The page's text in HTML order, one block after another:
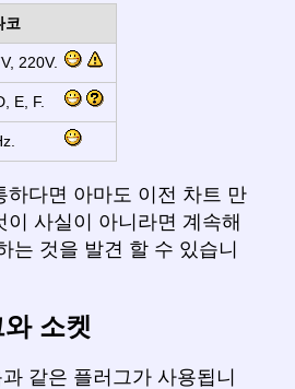
코
220V.
E, F.
하다면 아마도 이전 차트 만
이 사실이 아니라면 계속해
는 것을 발견 할 수 있습니
소켓
같은 플러그가 사용됩니